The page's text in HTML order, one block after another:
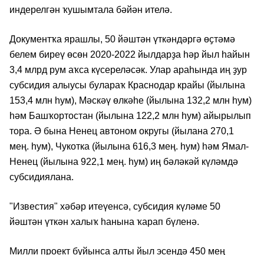
индерелгән ҡушымтала бәйән ителә.
Документҡа ярашлы, 50 йәштән үткәндәргә өҫтәмә
белем биреү өсөн 2020-2022 йылдарҙа һәр йыл һайын
3,4 млрд рум аҡса күсереләсәк. Улар араһында иң ҙур
субсидия алыусы булараҡ Краснодар крайы (йылына
153,4 млн һум), Мәскәү өлкәһе (йылына 132,2 млн һум)
һәм Башҡортостан (йылына 122,2 млн һум) айырылып
тора. Ә бына Ненец автоном округы (йылана 270,1
мең. һум), Чукотка (йылына 616,3 мең. һум) һәм Ямал-
Ненец (йылына 922,1 мең. һум) иң бәләкәй күләмдә
субсидиялана.
"Известия" хәбәр итеүенсә, субсидия күләме 50
йәштән үткән халыҡ һанына ҡарап бүленә.
Милли проект буйынса алты йыл эсендә 450 мең